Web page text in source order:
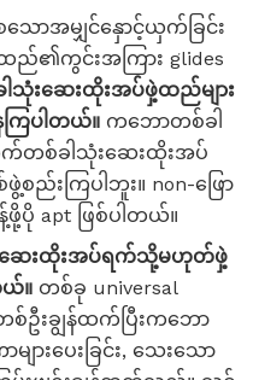
အမျှင်နှောင့်ယှက်ခြင်း
ည်၏ကွင်းအကြား glides
သုံးဆေးထိုးအပ်ဖှဲ့ထည်များ
ြပါတယ်။ ကဘောတစ်ခါ
တစ်ခါသုံးဆေးထိုးအပ်
ဖွဲ့စည်းကြပါဘူး။ non-ဖြော
apt ဖြစ်ပါတယ်။
ဆေးထိုးအပ်ရက်သို့မဟုတ်ဖှဲ့
။ တစ်ခု universal
ဦးချွန်ထက်ပြီးကဘော
းပေးခြင်း, သေးသော